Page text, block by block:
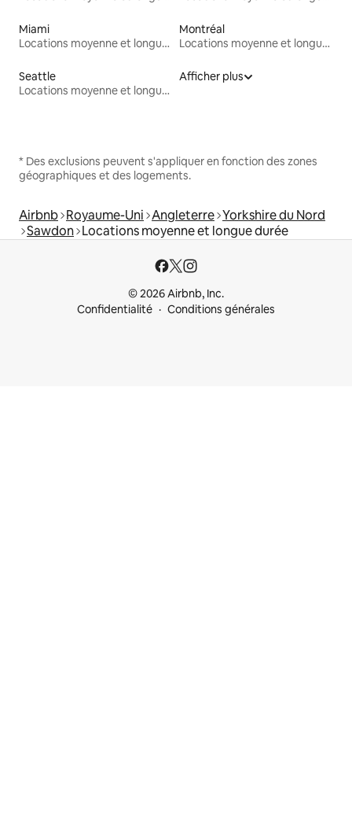
Miami
Locations moyenne et longue durée
Montréal
Locations moyenne et longue durée
Seattle
Locations moyenne et longue durée
Afficher plus
* Des exclusions peuvent s'appliquer en fonction des zones
géographiques et des logements.
Airbnb Royaume-Uni Angleterre Yorkshire du Nord
Sawdon Locations moyenne et longue durée
© 2026 Airbnb, Inc.
Confidentialité
Conditions générales